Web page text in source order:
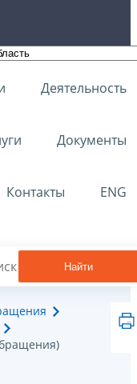
Деятельность
Документы
Контакты ENG
Найти